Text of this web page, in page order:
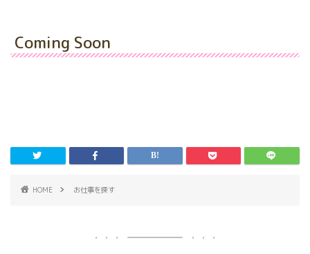
Coming Soon
HOME お仕事を探す